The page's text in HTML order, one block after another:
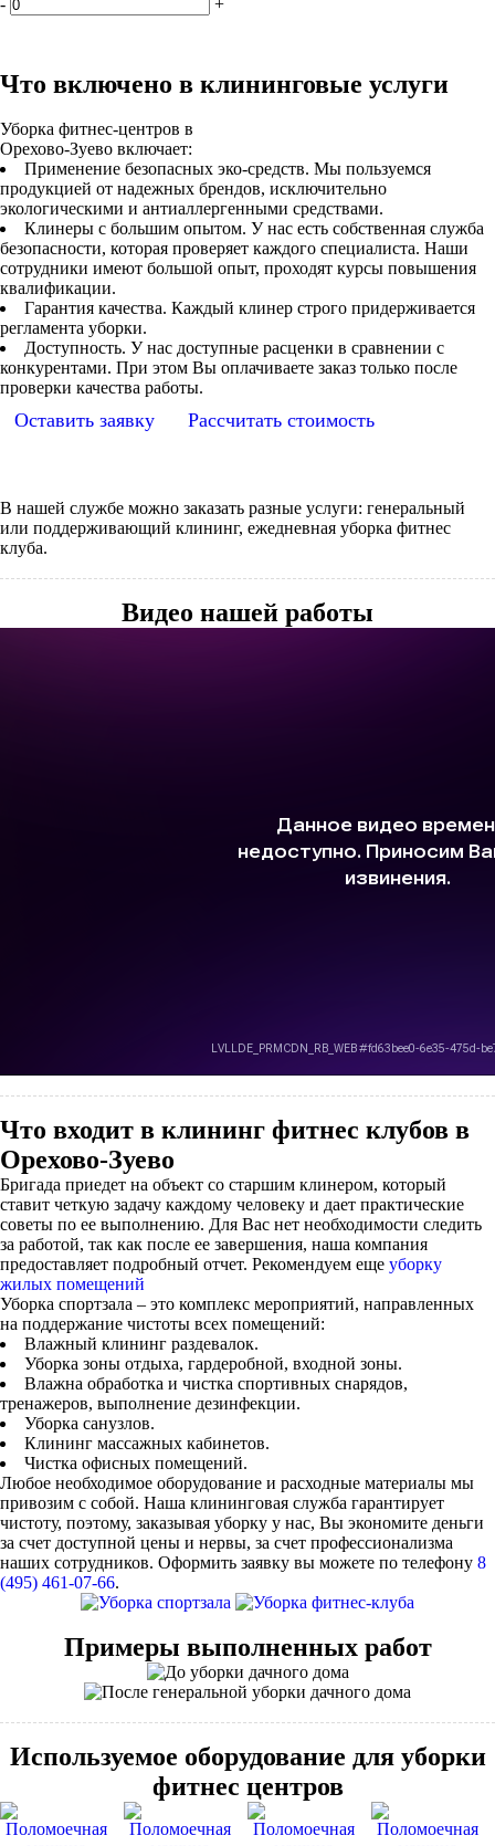
- +
Что включено в клининговые услуги
Уборка фитнес-центров в
Орехово-Зуево включает:
Применение безопасных эко-средств. Мы пользуемся
продукцией от надежных брендов, исключительно
экологическими и антиаллергенными средствами.
Клинеры с большим опытом. У нас есть собственная служба
безопасности, которая проверяет каждого специалиста. Наши
сотрудники имеют большой опыт, проходят курсы повышения
квалификации.
Гарантия качества. Каждый клинер строго придерживается
регламента уборки.
Доступность. У нас доступные расценки в сравнении с
конкурентами. При этом Вы оплачиваете заказ только после
проверки качества работы.
Оставить заявку Рассчитать стоимость
В нашей службе можно заказать разные услуги: генеральный
или поддерживающий клининг, ежедневная уборка фитнес
клуба.
Видео нашей работы
Что входит в клининг фитнес клубов в
Орехово-Зуево
Бригада приедет на объект со старшим клинером, который
ставит четкую задачу каждому человеку и дает практические
советы по ее выполнению. Для Вас нет необходимости следить
за работой, так как после ее завершения, наша компания
предоставляет подробный отчет. Рекомендуем еще уборку
жилых помещений
Уборка спортзала – это комплекс мероприятий, направленных
на поддержание чистоты всех помещений:
Влажный клининг раздевалок.
Уборка зоны отдыха, гардеробной, входной зоны.
Влажна обработка и чистка спортивных снарядов,
тренажеров, выполнение дезинфекции.
Уборка санузлов.
Клининг массажных кабинетов.
Чистка офисных помещений.
Любое необходимое оборудование и расходные материалы мы
привозим с собой. Наша клининговая служба гарантирует
чистоту, поэтому, заказывая уборку у нас, Вы экономите деньги
за счет доступной цены и нервы, за счет профессионализма
наших сотрудников. Оформить заявку вы можете по телефону 8
(495) 461-07-66.
Примеры выполненных работ
Используемое оборудование для уборки
фитнес центров